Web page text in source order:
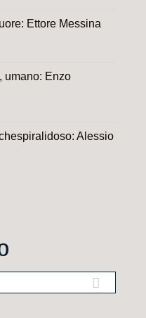
Ettore Messina
umano: Enzo
Alessio